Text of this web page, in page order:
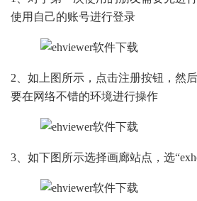
使用自己的账号进行登录
2、如上图所示，点击注册按钮，然
要在网络不错的环境进行操作
3、如下图所示选择画廊站点，选